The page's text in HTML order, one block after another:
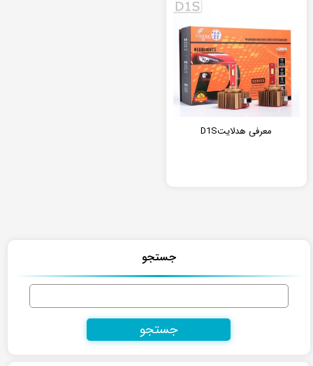
معرفی هدلایتD1S
جستجو
جستجو